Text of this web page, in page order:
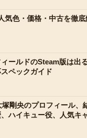
気色・価格・中古を徹
ールドのSteam版は出
ペックガイド
塚剛央のプロフィール、
ハイキュー役、人気キ